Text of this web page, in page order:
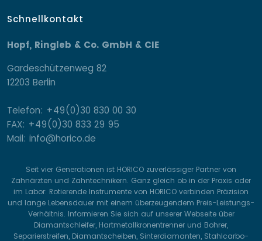
Schnellkontakt
Hopf, Ringleb & Co. GmbH & CIE
Gardeschützenweg 82
12203 Berlin
Telefon: +49(0)30 830 00 30
FAX: +49(0)30 833 29 95
Mail: info@horico.de
Seit vier Generationen ist HORICO zuverlässiger Partner von
Zahnärzten und Zahntechnikern. Ganz gleich ob in der Praxis oder
im Labor: Rotierende Instrumente von HORICO verbinden Präzision
und lange Lebensdauer mit einem überzeugendem Preis-Leistungs-
Verhältnis. Informieren Sie sich auf unserer Webseite über
Diamantschleifer, Hartmetallkronentrenner und Bohrer,
Separierstreifen, Diamantscheiben, Sinterdiamanten, Stahlcarbo-